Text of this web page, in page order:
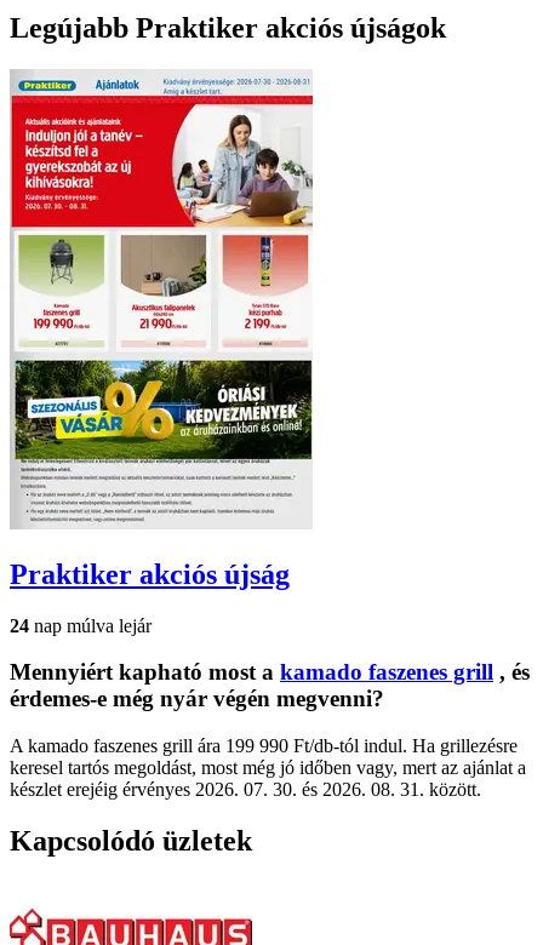
Legújabb Praktiker akciós újságok
Praktiker akciós újság
24 nap múlva lejár
Mennyiért kapható most a kamado faszenes grill , és
érdemes-e még nyár végén megvenni?
A kamado faszenes grill ára 199 990 Ft/db-tól indul. Ha grillezésre
keresel tartós megoldást, most még jó időben vagy, mert az ajánlat a
készlet erejéig érvényes 2026. 07. 30. és 2026. 08. 31. között.
Kapcsolódó üzletek